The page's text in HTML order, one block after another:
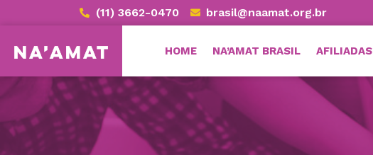
(11) 3662-0470 brasil@naamat.org.br
HOME NA’AMAT BRASIL AFILIADAS